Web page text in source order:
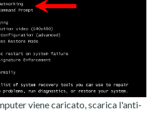
viene caricato, scarica l'anti-